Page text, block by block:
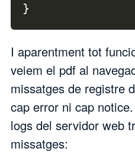
}
I aparentment tot
veiem el pdf al
missatges de registre
cap error ni cap
logs del servidor web
missatges: